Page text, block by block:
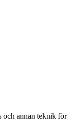
och annan teknik för